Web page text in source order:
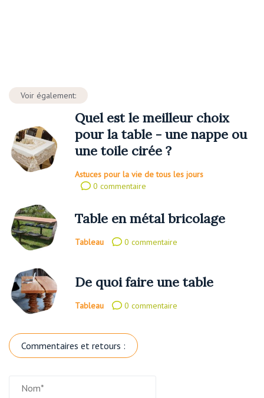
Voir également:
Quel est le meilleur choix
pour la table - une nappe ou
une toile cirée ?
Astuces pour la vie de tous les jours
0 commentaire
Table en métal bricolage
Tableau 0 commentaire
De quoi faire une table
Tableau 0 commentaire
Commentaires et retours :